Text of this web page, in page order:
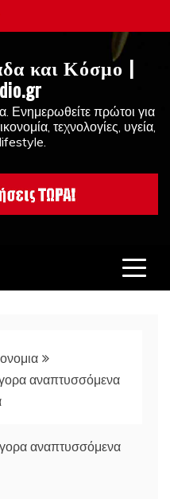
και Κόσμο |
Ενημερωθείτε πρώτοι για
τεχνολογίες, υγεία,
lifestyle.
αναπτυσσόμενα